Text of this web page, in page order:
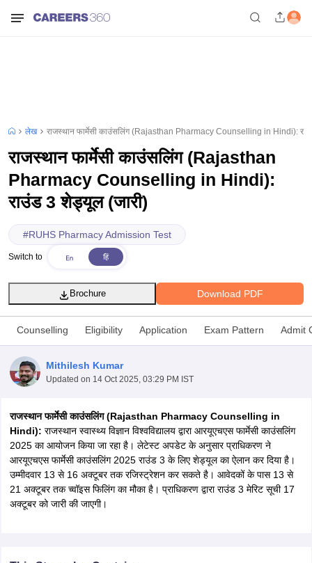
GPAT Counselling
View All RUHS Pharmacy Articles
Pharm.D Colleges in IndiaB.Pharma MBA Colleges in India
RUHS Pharmacy
Colleges in ChennaiPharmacy Colleges in New DelhiPharmacy
PradeshPharmacy Colleges in TelanganaPharmacy Colleges in
लेख राजस्थान फार्मेसी काउंसलिंग (Rajasthan Pharmacy Counselling in Hindi):
राजस्थान फार्मेसी काउंसलिंग (Rajasthan
Pharmacy Counselling in Hindi):
राउंड 3 शेड्यूल (जारी)
#RUHS Pharmacy Admission Test
Switch to
Download PDF
Brochure
Counselling Eligibility Application Exam Pattern Admit
Mithilesh Kumar
Updated on 14 Oct 2025, 03:29 PM IST
राजस्थान फार्मेसी काउंसलिंग (Rajasthan Pharmacy Counselling in
Hindi): राजस्थान स्वास्थ्य विज्ञान विश्वविद्यालय द्वारा आरयूएचएस फार्मेसी काउंसलिंग
2025 का आयोजन किया जा रहा है। लेटेस्ट अपडेट के अनुसार प्राधिकरण ने
आरयूएचएस फार्मेसी काउंसलिंग 2025 राउंड 3 के लिए शेड्यूल का ऐलान कर दिया है।
उम्मीदवार 13 से 16 अक्टूबर तक रजिस्ट्रेशन कर सकते है। आवेदकों के पास 13 से
21 अक्टूबर तक च्वॉइस फिलिंग का मौका है। प्राधिकरण द्वारा राउंड 3 मेरिट सूची 17
अक्टूबर को जारी की जाएगी।